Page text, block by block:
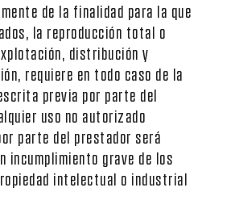
de la finalidad para la que
la reproducción total o
distribución y
requiere en todo caso de la
previa por parte del
uso no autorizado
parte del prestador será
incumplimiento grave de los
intelectual o industrial